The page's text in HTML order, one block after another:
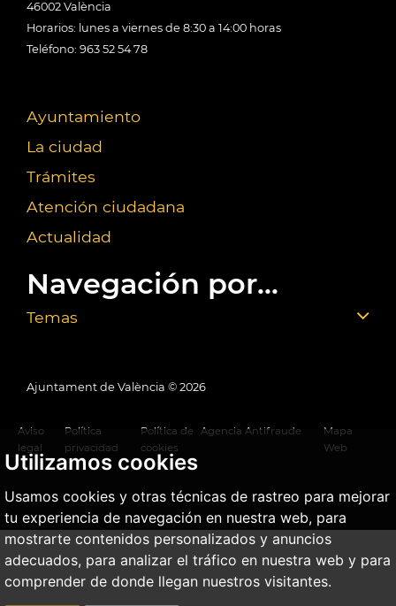
Utilizamos cookies
Usamos cookies y otras técnicas de rastreo para mejorar
tu experiencia de navegación en nuestra web, para
mostrarte contenidos personalizados y anuncios
adecuados, para analizar el tráfico en nuestra web y para
comprender de donde llegan nuestros visitantes.
46002 València
Horarios: lunes a viernes de 8:30 a 14:00 horas
Teléfono: 963 52 54 78
Ayuntamiento
La ciudad
Trámites
Atención ciudadana
Actualidad
Navegación por...
Temas
Ajuntament de València © 2026
Aviso
legal
Política
privacidad
Política de
cookies
Agencia Antifraude
Mapa
Web